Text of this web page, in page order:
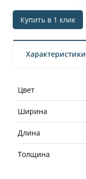
Купить в 1 клик
Характеристики
Цвет
Ширина
Длина
Толщина